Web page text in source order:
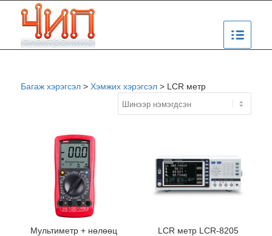
Багаж хэрэгсэл> Хэмжих хэрэгсэл> LCR метр
Мультиметр + нөлөөц
LCR метр LCR-8205